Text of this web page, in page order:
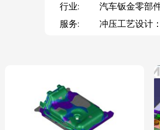
行业: 汽车钣金零部
服务:
冲压工艺设计：